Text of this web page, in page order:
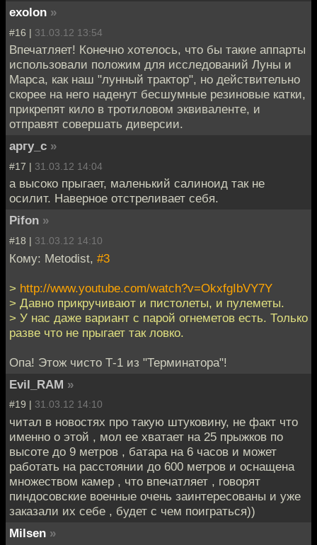
exolon »
#16 | 31.03.12 13:54
Впечатляет! Конечно хотелось, что бы такие аппарты
использовали положим для исследований Луны и
Марса, как наш "лунный трактор", но действительно
скорее на него наденут бесшумные резиновые катки,
прикрепят кило в тротиловом эквиваленте, и
отправят совершать диверсии.
аргу_с »
#17 | 31.03.12 14:04
а высоко прыгает, маленький салиноид так не
осилит. Наверное отстреливает себя.
Pifon »
#18 | 31.03.12 14:10
Кому: Metodist, #3
> http://www.youtube.com/watch?v=OkxfgIbVY7Y
> Давно прикручивают и пистолеты, и пулеметы.
> У нас даже вариант с парой огнеметов есть. Только
разве что не прыгает так ловко.
Опа! Этож чисто Т-1 из "Терминатора"!
Evil_RAM »
#19 | 31.03.12 14:10
читал в новостях про такую штуковину, не факт что
именно о этой , мол ее хватает на 25 прыжков по
высоте до 9 метров , батара на 6 часов и может
работать на расстоянии до 600 метров и оснащена
множеством камер , что впечатляет , говорят
пиндосовские военные очень заинтересованы и уже
заказали их себе , будет с чем поиграться))
Milsen »